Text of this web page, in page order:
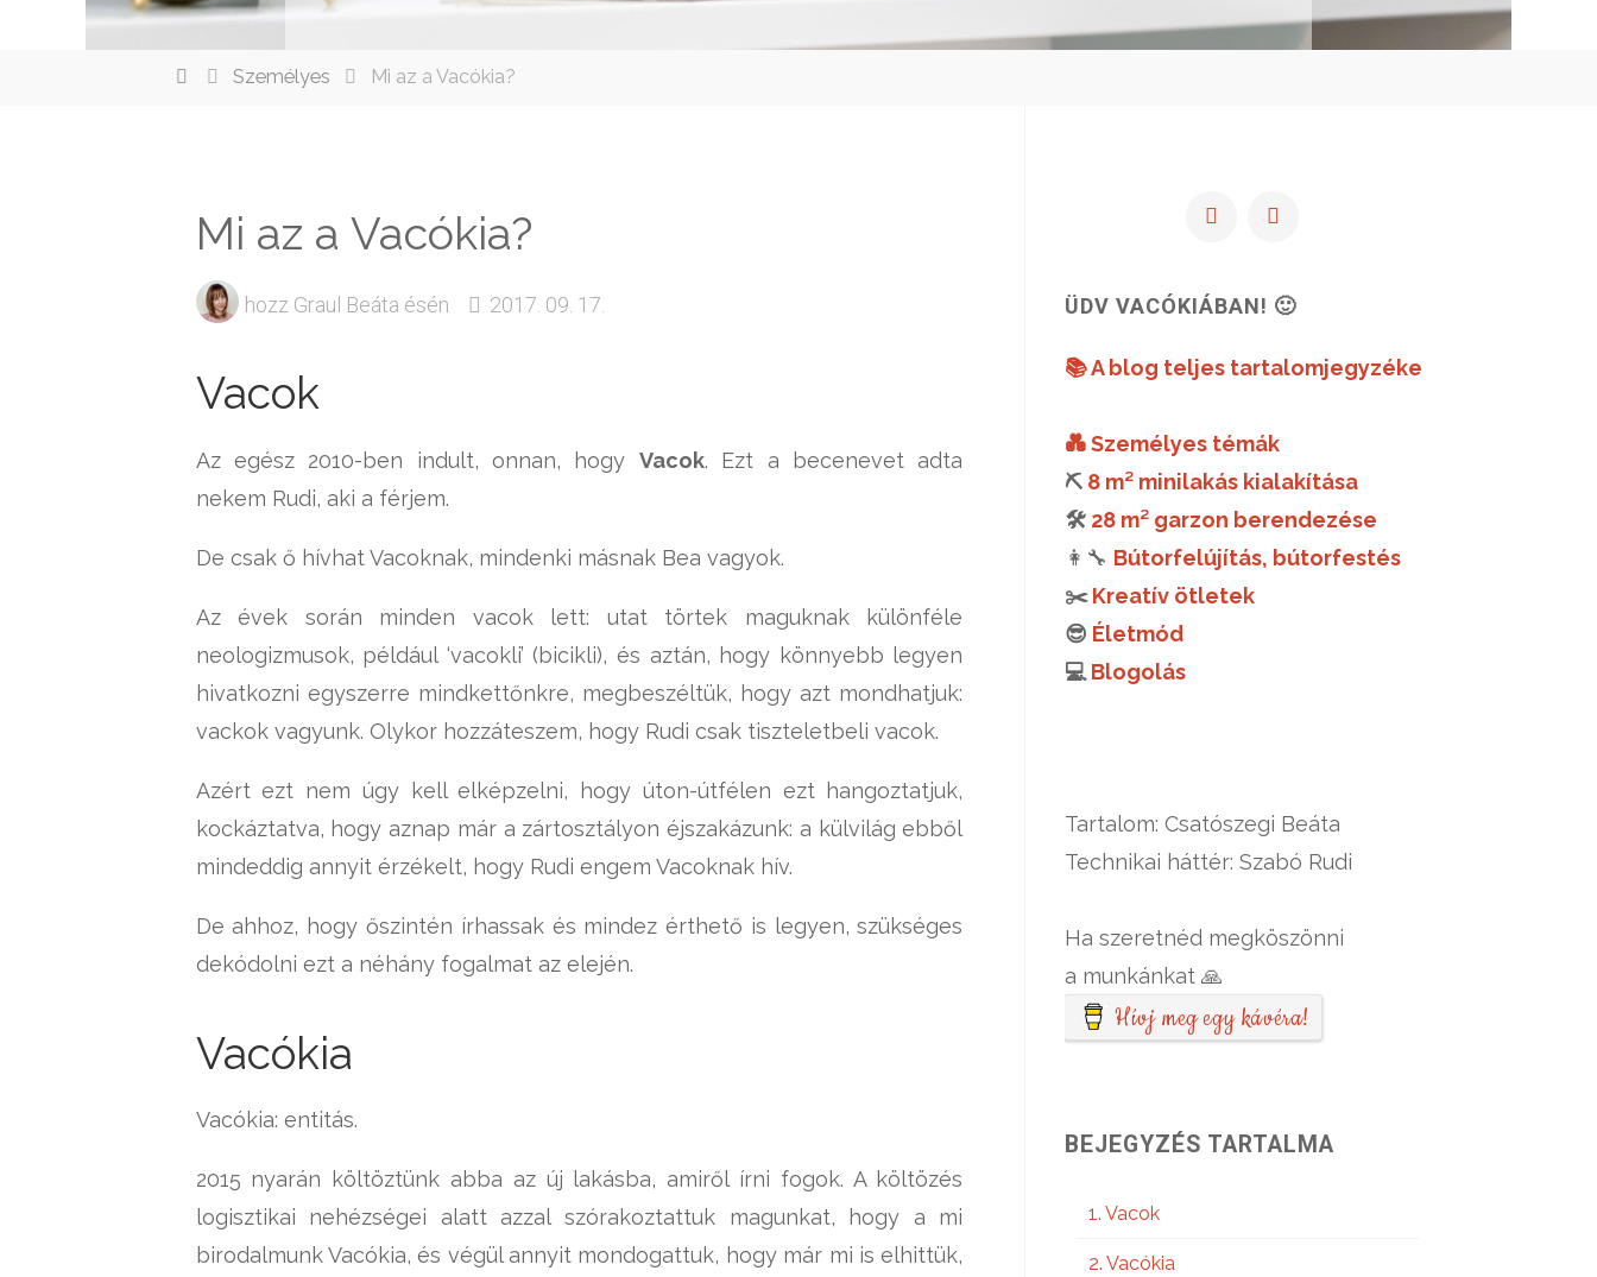
elenítése
Személyes Mi az a Vacókia?
Mi az a Vacókia?
hozz Graul Beáta ésén 2017. 09. 17.
Vacok
Az egész 2010-ben indult, onnan, hogy Vacok. Ezt a becenevet adta
nekem Rudi, aki a férjem.
De csak ő hívhat Vacoknak, mindenki másnak Bea vagyok.
Az évek során minden vacok lett: utat törtek maguknak különféle
neologizmusok, például ‘vacokli’ (bicikli), és aztán, hogy könnyebb legyen
hivatkozni egyszerre mindkettőnkre, megbeszéltük, hogy azt mondhatjuk:
vackok vagyunk. Olykor hozzáteszem, hogy Rudi csak tiszteletbeli vacok.
Azért ezt nem úgy kell elképzelni, hogy úton-útfélen ezt hangoztatjuk,
kockáztatva, hogy aznap már a zártosztályon éjszakázunk: a külvilág ebből
mindeddig annyit érzékelt, hogy Rudi engem Vacoknak hív.
De ahhoz, hogy őszintén írhassak és mindez érthető is legyen, szükséges
dekódolni ezt a néhány fogalmat az elején.
Vacókia
Vacókia: entitás.
2015 nyarán költöztünk abba az új lakásba, amiről írni fogok. A költözés
logisztikai nehézségei alatt azzal szórakoztattuk magunkat, hogy a mi
birodalmunk Vacókia, és végül annyit mondogattuk, hogy már mi is elhittük,
ÜDV VACÓKIÁBAN! 🙂
📚 A blog teljes tartalomjegyzéke
💑 Személyes témák
⛏️ 8 m² minilakás kialakítása
🛠️ 28 m² garzon berendezése
👩‍🔧 Bútorfelújítás, bútorfestés
✂️Kreatív ötletek
😎 Életmód
💻 Blogolás
Tartalom: Csatószegi Beáta
Technikai háttér: Szabó Rudi
Ha szeretnéd megköszönni
a munkánkat 🙏
Hívj meg egy kávéra!
BEJEGYZÉS TARTALMA
Vacok
Vacókia